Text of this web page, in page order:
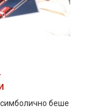
беше